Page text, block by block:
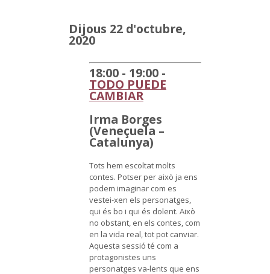
Dijous 22 d'octubre,
2020
18:00 - 19:00 -
TODO PUEDE
CAMBIAR
Irma Borges
(Veneçuela –
Catalunya)
Tots hem escoltat molts
contes. Potser per això ja ens
podem imaginar com es
vestei-xen els personatges,
qui és bo i qui és dolent. Això
no obstant, en els contes, com
en la vida real, tot pot canviar.
Aquesta sessió té com a
protagonistes uns
personatges va-lents que ens